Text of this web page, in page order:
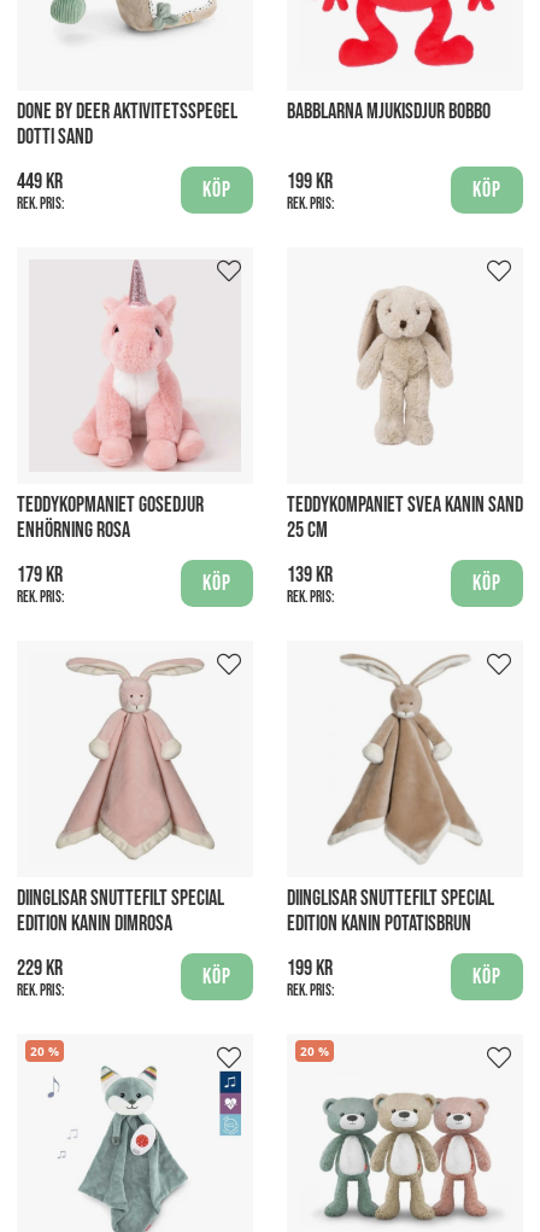
DONE BY DEER AKTIVITETSSPEGEL
DOTTI SAND
449 kr
Rek. pris:
Köp
BABBLARNA MJUKISDJUR BOBBO
199 kr
Rek. pris:
Köp
TEDDYKOPMANIET GOSEDJUR
ENHÖRNING ROSA
179 kr
Rek. pris:
Köp
TEDDYKOMPANIET SVEA KANIN SAND
25 CM
139 kr
Rek. pris:
Köp
DIINGLISAR SNUTTEFILT SPECIAL
EDITION KANIN DIMROSA
229 kr
Rek. pris:
Köp
DIINGLISAR SNUTTEFILT SPECIAL
EDITION KANIN POTATISBRUN
199 kr
Rek. pris:
Köp
20 20